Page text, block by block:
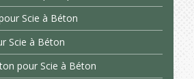
Scie à Béton
Scie à Béton
pour Scie à Béton